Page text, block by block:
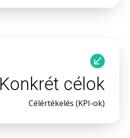

Konkrét célok
Célértékelés (KPI-ok)